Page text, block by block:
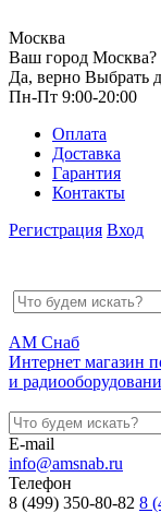
Москва
Ваш город Москва?
Да, верно Выбрать
Пн-Пт 9:00-20:00
Оплата
Доставка
Гарантия
Контакты
Регистрация Вход
АМ Снаб
Интернет магазин
и
E-mail
info@amsnab.ru
Телефон
8 (499) 350-80-82 8